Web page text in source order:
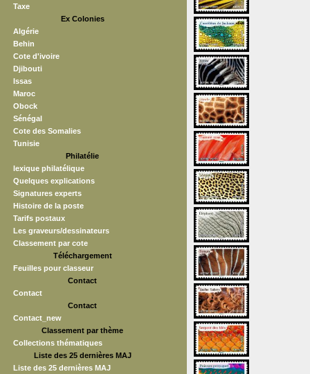
Taxe
Ex Colonies
Algérie
Behin
Cote d'ivoire
Djibouti
Issas
Maroc
Obock
Sénégal
Cote des Somalies
Tunisie
Philatélie
lexique philatélique
Quelques explications
Signatures experts
Histoire de la poste
Tarifs postaux
Les graveurs/dessinateurs
Classement par cote
Téléchargement
Feuilles pour classeur
Contact
Contact
Contact
Contact_new
Classement par thème
Collections thématiques
Liste des 25 dernières MAJ
Liste des 25 dernières MAJ